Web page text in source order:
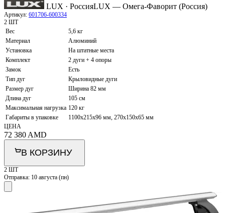
LUX · РоссияLUX — Омега-Фаворит (Россия)
Артикул: 601706-600334
2 ШТ
Вес
5,6 кг
Материал
Алюминий
Установка
На штатные места
Комплект
2 дуги + 4 опоры
Замок
Есть
Тип дуг
Крыловидные дуги
Размер дуг
Ширина 82 мм
Длина дуг
105 см
Максимальная нагрузка 120 кг
Габариты в упаковке
1100х215х96 мм, 270х150х65 мм
ЦЕНА
72 380 AMD
В КОРЗИНУ
2 ШТ
Отправка: 10 августа (пн)